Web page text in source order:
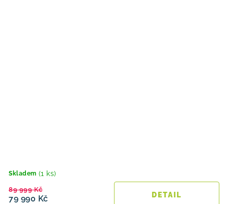
Skladem (1 ks)
79 990 Kč
89 999 Kč